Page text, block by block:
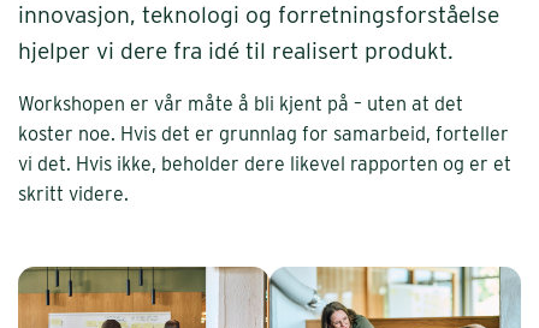
innovasjon, teknologi og forretningsforståelse
hjelper vi dere fra idé til realisert produkt.
Workshopen er vår måte å bli kjent på – uten at det
koster noe. Hvis det er grunnlag for samarbeid, forteller
vi det. Hvis ikke, beholder dere likevel rapporten og er et
skritt videre.